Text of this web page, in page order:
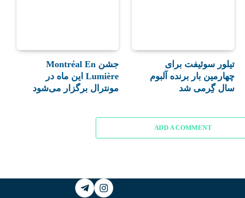
تیلور سوئیفت برای
چهارمین بار برنده آلبوم
سال گِرمی شد
جشن Montréal En
Lumière این ماه در
مونترال برگزار می‌شود
ADD A COMMENT
Instagram
Telegram